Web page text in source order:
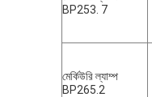
BP253. 7
মের্কিউরি ল্যাম্প
BP265.2